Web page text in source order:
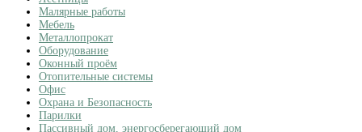
Малярные работы
Мебель
Металлопрокат
Оборудование
Оконный проём
Отопительные системы
Офис
Охрана и Безопасность
Парилки
Пассивный дом, энергосберегающий дом